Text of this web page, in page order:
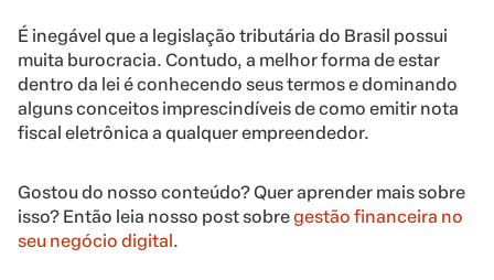
É inegável que a legislação tributária do Brasil possui
muita burocracia. Contudo, a melhor forma de estar
dentro da lei é conhecendo seus termos e dominando
alguns conceitos imprescindíveis de como emitir nota
fiscal eletrônica a qualquer empreendedor.
Gostou do nosso conteúdo? Quer aprender mais sobre
isso? Então leia nosso post sobregestão financeira no
seu negócio digital .